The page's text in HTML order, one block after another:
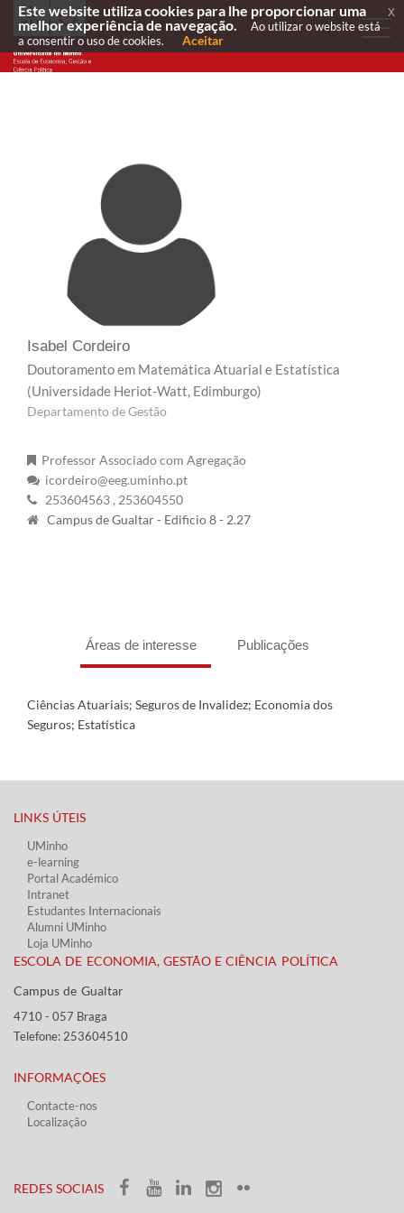
Isabel Cordeiro
Doutoramento em Matemática Atuarial e Estatística
(Universidade Heriot-Watt, Edimburgo)
Departamento de Gestão
Professor Associado com Agregação
icordeiro@eeg.uminho.pt
253604563 , 253604550
Campus de Gualtar - Edificio 8 - 2.27
Áreas de interesse Publicações
Ciências Atuariais; Seguros de Invalidez; Economia dos
Seguros; Estatística
LINKS ÚTEIS​
UMinho
e-learning
Portal Académico
Intranet
Estudantes Inter​​nacionais
Alumni UMinho
Loja UMinho
ESCOLA DE ECONOMIA, GESTÃO E CIÊNCIA POLÍTICA
Campus de Gualtar ​​
4710 - ​057 Braga
Telefone: 253604510​​
INFORMAÇÕES
Contacte-nos
Localização
​REDES SOCIAIS​​
Este website utiliza cookies para lhe proporcionar uma
melhor experiência de navegação.
Ao utilizar o website está
a consentir o uso de cookies.
Aceitar
x